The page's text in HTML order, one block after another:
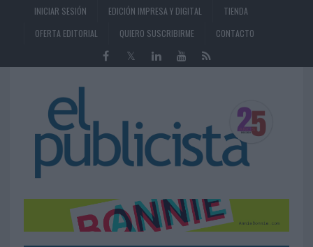
INICIAR SESIÓN EDICIÓN IMPRESA Y DIGITAL
TIENDA
OFERTA EDITORIAL
QUIERO SUSCRIBIRME CONTACTO